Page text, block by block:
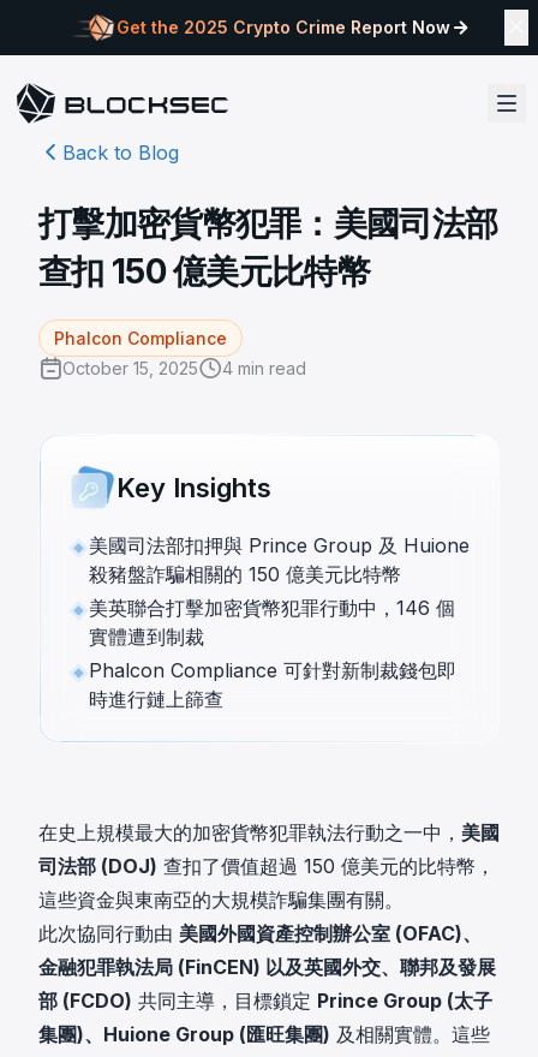
Get the 2025 Crypto Crime Report Now
Back to Blog
打擊加密貨幣犯罪：美國司法部
查扣 150 億美元比特幣
Phalcon Compliance
October 15, 2025
4 min read
Key Insights
美國司法部扣押與 Prince Group 及 Huione
殺豬盤詐騙相關的 150 億美元比特幣
美英聯合打擊加密貨幣犯罪行動中，146 個
實體遭到制裁
Phalcon Compliance 可針對新制裁錢包即
時進行鏈上篩查
在史上規模最大的加密貨幣犯罪執法行動之一中， 美國
司法部 (DOJ) 查扣了價值超過 150 億美元的比特幣，
這些資金與東南亞的大規模詐騙集團有關。
此次協同行動由 美國外國資產控制辦公室 (OFAC)、
金融犯罪執法局 (FinCEN) 以及英國外交、聯邦及發展
部 (FCDO) 共同主導，目標鎖定 Prince Group (太子
集團)、Huione Group (匯旺集團) 及相關實體。這些